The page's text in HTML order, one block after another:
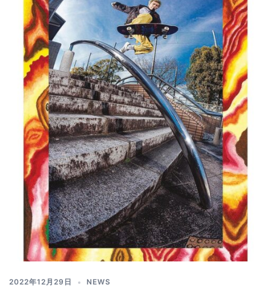
2022年12月29日 NEWS